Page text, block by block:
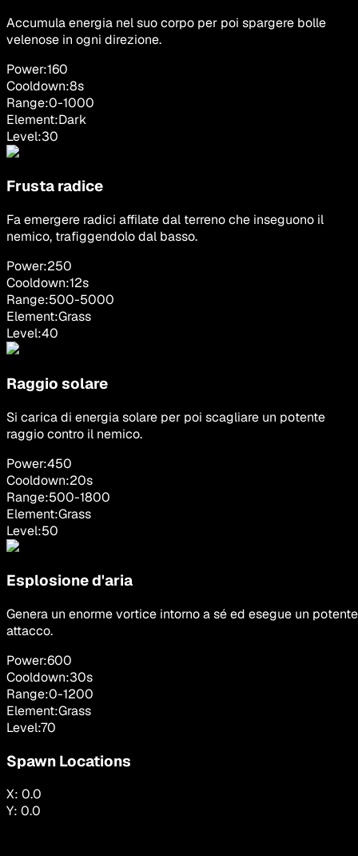
Accumula energia nel suo corpo per poi spargere bolle
velenose in ogni direzione.
Power:160
Cooldown:8s
Range:0-1000
Element:Dark
Level:30
Frusta radice
Fa emergere radici affilate dal terreno che inseguono il
nemico, trafiggendolo dal basso.
Power:250
Cooldown:12s
Range:500-5000
Element:Grass
Level:40
Raggio solare
Si carica di energia solare per poi scagliare un potente
raggio contro il nemico.
Power:450
Cooldown:20s
Range:500-1800
Element:Grass
Level:50
Esplosione d'aria
Genera un enorme vortice intorno a sé ed esegue un potente
attacco.
Power:600
Cooldown:30s
Range:0-1200
Element:Grass
Level:70
Spawn Locations
X: 0.0
Y: 0.0